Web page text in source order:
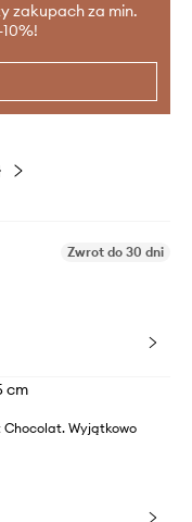
zakupach za min.
Zwrot do 30 dni
cm
Chocolat. Wyjątkowo